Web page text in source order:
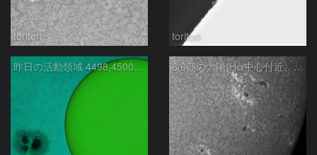
toritori toritori
昨日の活動領域 4498,4500：2026/08/05 8/6朝の太陽(Hα中心付近、4498、4502付近)